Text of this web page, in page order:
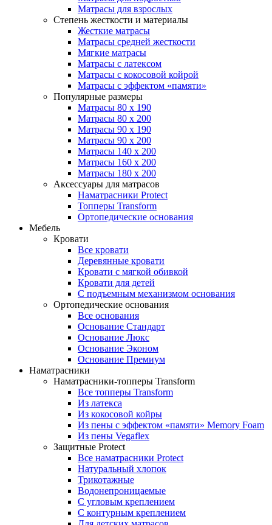
Матрасы для взрослых
Степень жесткости и материалы
Жесткие матрасы
Матрасы средней жесткости
Мягкие матрасы
Матрасы с латексом
Матрасы с кокосовой койрой
Матрасы с эффектом «памяти»
Популярные размеры
Матрасы 80 x 190
Матрасы 80 x 200
Матрасы 90 x 190
Матрасы 90 x 200
Матрасы 140 x 200
Матрасы 160 x 200
Матрасы 180 x 200
Аксессуары для матрасов
Наматрасники Protect
Топперы Transform
Ортопедические основания
Мебель
Кровати
Все кровати
Деревянные кровати
Кровати с мягкой обивкой
Кровати для детей
С подъемным механизмом основания
Ортопедические основания
Все основания
Основание Стандарт
Основание Люкс
Основание Эконом
Основание Премиум
Наматрасники
Наматрасники-топперы Transform
Все топперы Transform
Из латекса
Из кокосовой койры
Из пены с эффектом «памяти» Memory Foam
Из пены Vegaflex
Защитные Protect
Все наматрасники Protect
Натуральный хлопок
Трикотажные
Водонепроницаемые
С угловым креплением
С контурным креплением